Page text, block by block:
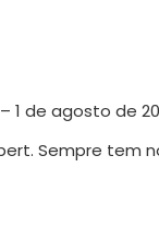
– 1 de agosto de
Sempre tem